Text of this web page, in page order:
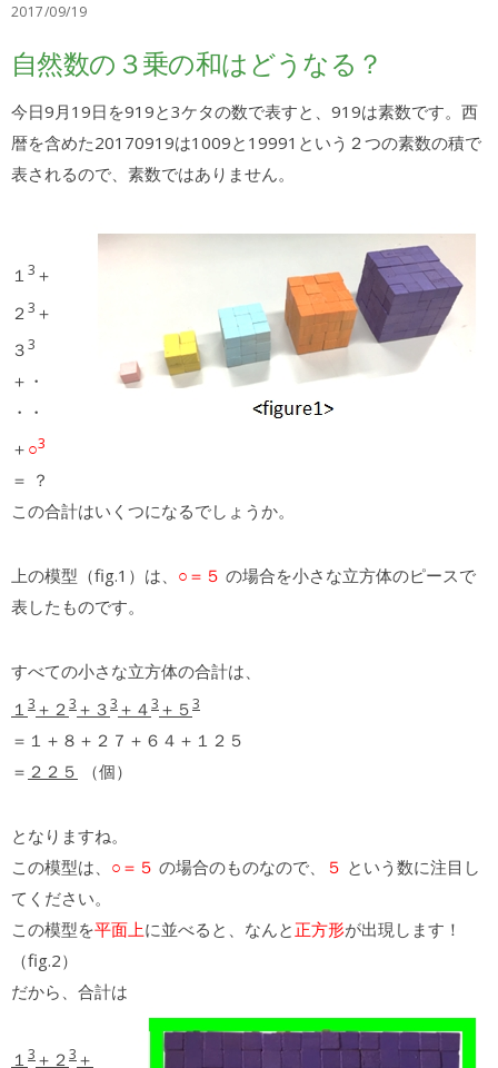
2017/09/19
自然数の３乗の和はどうなる？
今日9月19日を919と3ケタの数で表すと、919は素数です。西
暦を含めた20170919は1009と19991という２つの素数の積で
表されるので、素数ではありません。
１ 3 ＋
２ 3 ＋
３3
＋・
・・
＋ ○3
＝ ？
この合計はいくつになるでしょうか。
上の模型（fig.1）は、 ○＝５ の場合を小さな立方体のピースで
表したものです。
すべての小さな立方体の合計は、
１ 3 ＋２ 3 ＋３3 ＋４3 ＋５3
＝１＋８＋２７＋６４＋１２５
＝ ２２５ （個）
となりますね。
この模型は、 ○＝５ の場合のものなので、 ５ という数に注目し
てください。
この模型を平面上に並べると、なんと 正方形が出現します！
（fig.2）
だから、合計は
１ 3 ＋２ 3 ＋